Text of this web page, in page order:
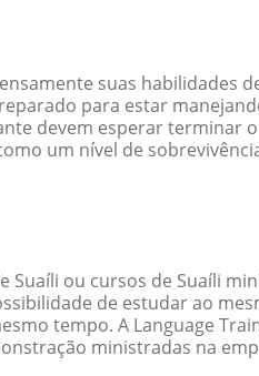
suas habilidades
para estar
devem esperar terminar
um nível de
ou cursos de Suaíli
de estudar ao
tempo. A Language
ministradas na